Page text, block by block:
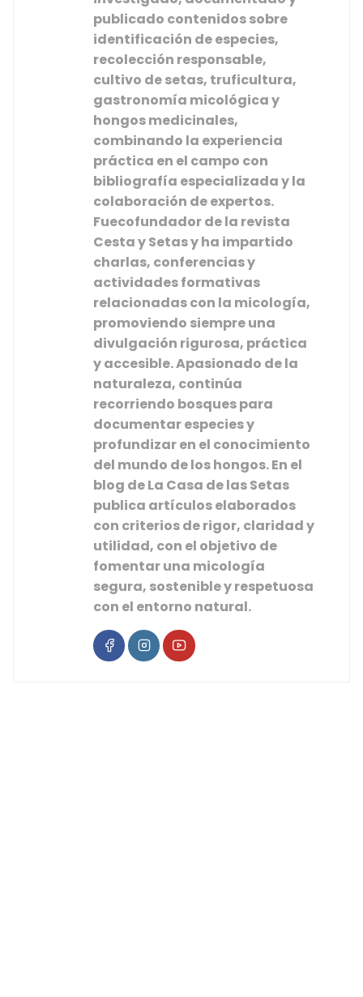
publicado contenidos sobre
identificación de especies,
recolección responsable,
cultivo de setas, truficultura,
gastronomía micológica y
hongos medicinales,
combinando la experiencia
práctica en el campo con
bibliografía especializada y la
colaboración de expertos.
Fuecofundador de la revista
Cesta y Setasy ha impartido
charlas, conferencias y
actividades formativas
relacionadas con la micología,
promoviendo siempre una
divulgación rigurosa, práctica
y accesible. Apasionado de la
naturaleza, continúa
recorriendo bosques para
documentar especies y
profundizar en el conocimiento
del mundo de los hongos. En el
blog deLa Casa de las Setas
publica artículos elaborados
con criterios de rigor, claridad y
utilidad, con el objetivo de
fomentar una micología
segura, sostenible y respetuosa
con el entorno natural.